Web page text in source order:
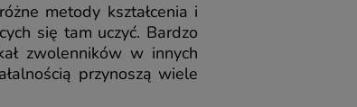
metody kształcenia i
się tam uczyć. Bardzo
zwolenników w innych
przynoszą wiele